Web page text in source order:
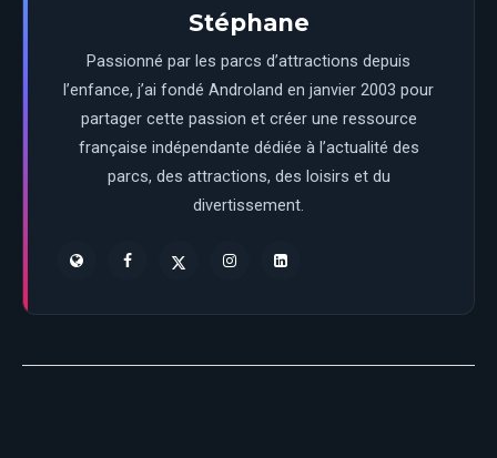
Stéphane
Passionné par les parcs d’attractions depuis
l’enfance, j’ai fondé Androland en janvier 2003 pour
partager cette passion et créer une ressource
française indépendante dédiée à l’actualité des
parcs, des attractions, des loisirs et du
divertissement.